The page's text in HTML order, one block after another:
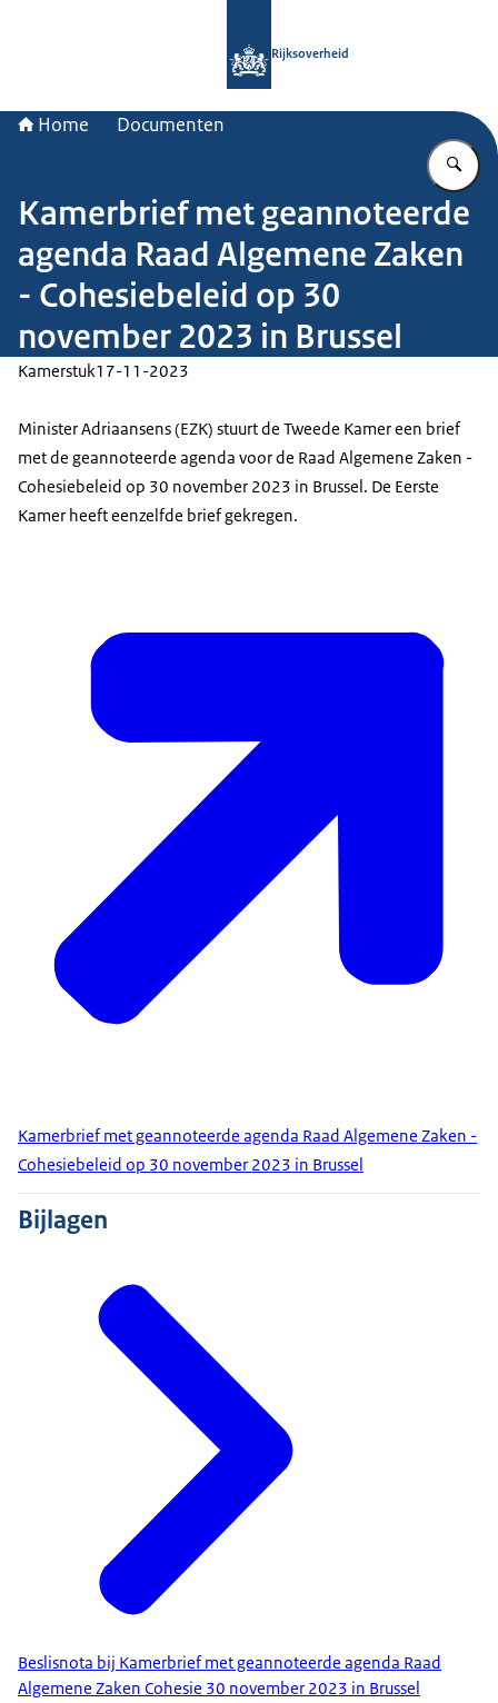
Rijksoverheid
Home Documenten
Kamerbrief met geannoteerde
agenda Raad Algemene Zaken
- Cohesiebeleid op 30
november 2023 in Brussel
Kamerstuk17-11-2023
Minister Adriaansens (EZK) stuurt de Tweede Kamer een brief
met de geannoteerde agenda voor de Raad Algemene Zaken -
Cohesiebeleid op 30 november 2023 in Brussel. De Eerste
Kamer heeft eenzelfde brief gekregen.
Kamerbrief met geannoteerde agenda Raad Algemene Zaken -
Cohesiebeleid op 30 november 2023 in Brussel
Bijlagen
Beslisnota bij Kamerbrief met geannoteerde agenda Raad
Algemene Zaken Cohesie 30 november 2023 in Brussel